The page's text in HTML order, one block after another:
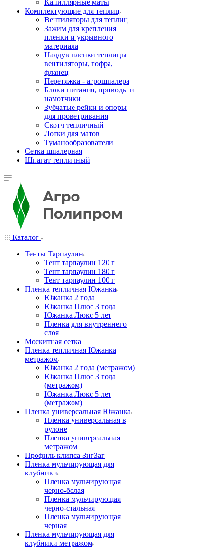
Капиллярные маты
Комплектующие для теплиц
Вентиляторы для теплиц
Зажим для крепления
пленки и укрывного
материала
Наддув пленки теплицы
вентиляторы, гофра,
фланец
Перетяжка - агрошпалера
Блоки питания, приводы и
намотчики
Зубчатые рейки и опоры
для проветривания
Скотч тепличный
Лотки для матов
Туманообразователи
Сетка шпалерная
Шпагат тепличный
Каталог
Тенты Тарпаулин
Тент тарпаулин 120 г
Тент тарпаулин 180 г
Тент тарпаулин 100 г
Пленка тепличная Южанка
Южанка 2 года
Южанка Плюс 3 года
Южанка Люкс 5 лет
Пленка для внутреннего
слоя
Москитная сетка
Пленка тепличная Южанка
метражом
Южанка 2 года (метражом)
Южанка Плюс 3 года
(метражом)
Южанка Люкс 5 лет
(метражом)
Пленка универсальная Южанка
Пленка универсальная в
рулоне
Пленка универсальная
метражом
Профиль клипса ЗигЗаг
Пленка мульчирующая для
клубники
Пленка мульчирующая
черно-белая
Пленка мульчирующая
черно-стальная
Пленка мульчирующая
черная
Пленка мульчирующая для
клубники метражом